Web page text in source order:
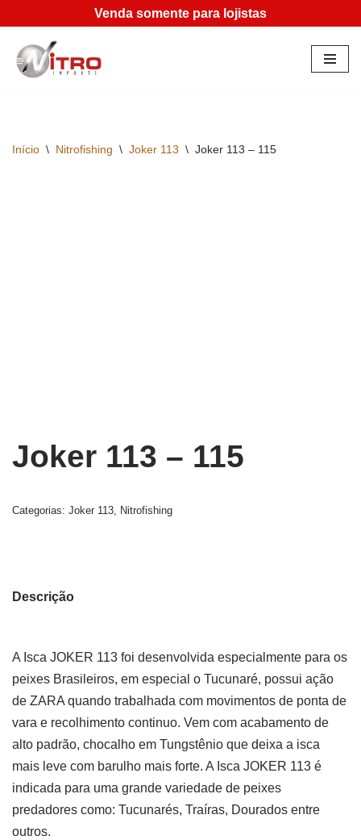
Pular
para
Venda somente para lojistas
Início \ Nitrofishing \ Joker 113 \ Joker 113 – 115
Joker 113 – 115
Categorias: Joker 113, Nitrofishing
Descrição
A Isca JOKER 113 foi desenvolvida especialmente para os
peixes Brasileiros, em especial o Tucunaré, possui ação
de ZARA quando trabalhada com movimentos de ponta de
vara e recolhimento continuo. Vem com acabamento de
alto padrão, chocalho em Tungstênio que deixa a isca
mais leve com barulho mais forte. A Isca JOKER 113 é
indicada para uma grande variedade de peixes
predadores como: Tucunarés, Traíras, Dourados entre
outros.